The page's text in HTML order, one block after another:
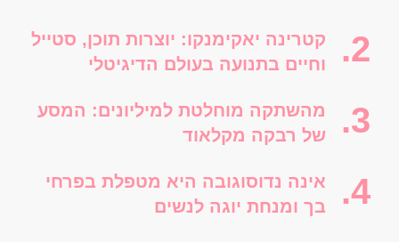
קטרינה יאקימנקו: יוצרות תוכן, סטייל
וחיים בתנועה בעולם הדיגיטלי
מהשתקה מוחלטת למיליונים: המסע
של רבקה מקלאוד
אינה נדוסוגובה היא מטפלת בפרחי
בך ומנחת יוגה לנשים